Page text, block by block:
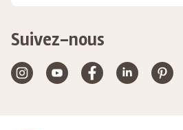
Suivez-nous